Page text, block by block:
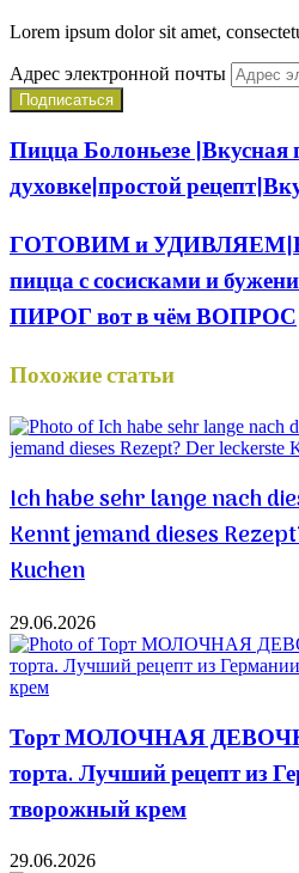
Lorem ipsum dolor sit amet,
Адрес электронной почты
Пицца Болоньезе
духовке|простой
ГОТОВИМ и
пицца с сосисками и
ПИРОГ вот в чём ВОПРОС
Похожие статьи
Ich habe sehr lange nach
Kennt jemand dieses
Kuchen
29.06.2026
Торт МОЛОЧНАЯ
торта. Лучший рецепт из
творожный крем
29.06.2026